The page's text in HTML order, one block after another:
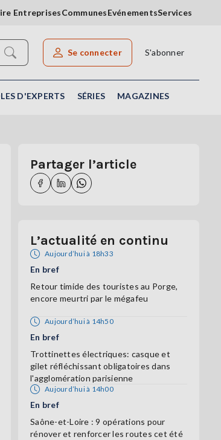
EntreprisesCommunesEvénementsServices
Rechercher un article
Se connecter S'abonner
D'EXPERTS SÉRIES MAGAZINES
Partager l’article
L’actualité en continu
Aujourd’hui à 18h33
En bref
Retour timide des touristes au Porge,
encore meurtri par le mégafeu
Aujourd’hui à 14h50
En bref
Trottinettes électriques: casque et
gilet réfléchissant obligatoires dans
l'agglomération parisienne
Aujourd’hui à 14h00
En bref
Saône-et-Loire : 9 opérations pour
rénover et renforcer les routes cet été